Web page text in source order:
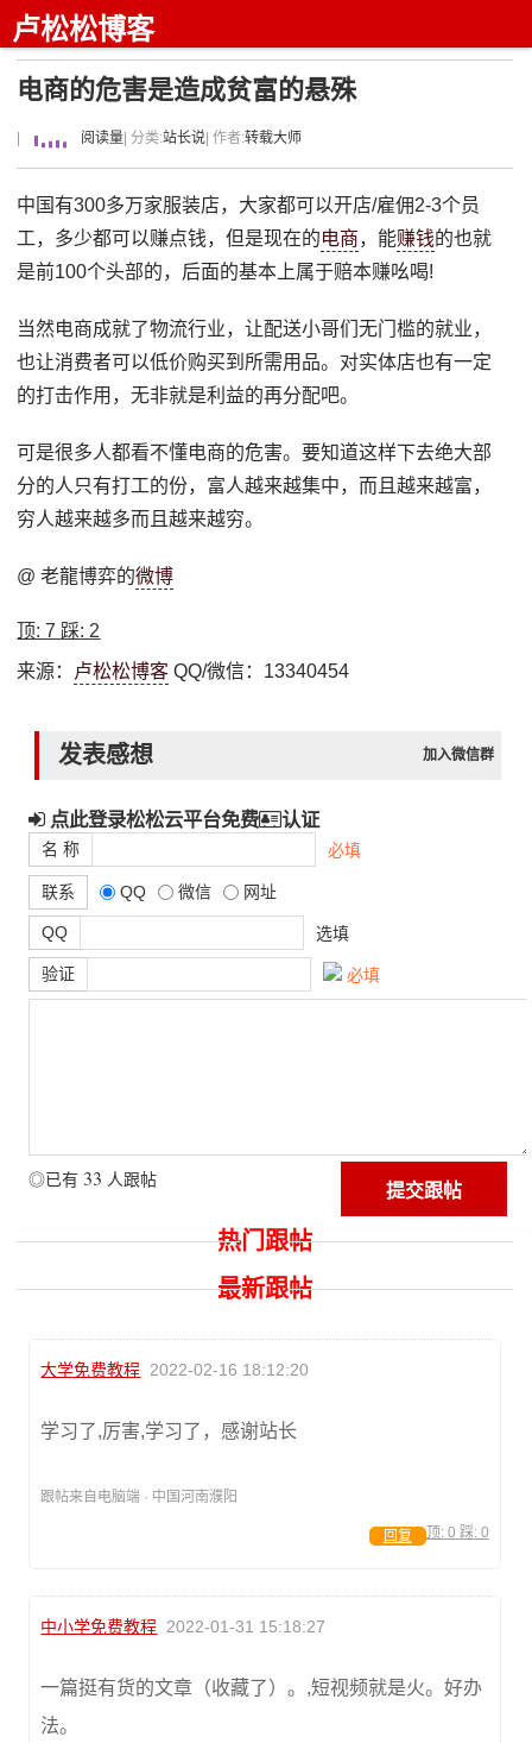
卢松松博客
电商的危害是造成贫富的悬殊
阅读量 | 分类:站长说 | 作者:转载大师
中国有300多万家服装店，大家都可以开店/雇佣2-3个员
工，多少都可以赚点钱，但是现在的电商，能赚钱的也就
是前100个头部的，后面的基本上属于赔本赚吆喝!
当然电商成就了物流行业，让配送小哥们无门槛的就业，
也让消费者可以低价购买到所需用品。对实体店也有一定
的打击作用，无非就是利益的再分配吧。
可是很多人都看不懂电商的危害。要知道这样下去绝大部
分的人只有打工的份，富人越来越集中，而且越来越富，
穷人越来越多而且越来越穷。
@ 老龍博弈的微博
顶:7 踩: 2
来源： 卢松松博客 QQ/微信：13340454
发表感想 加入微信群
点此登录松松云平台免费 认证
名 称 必填
联系 QQ 微信 网址
QQ 选填
验证 必填
◎已有 33 人跟帖
热门跟帖
最新跟帖
大学免费教程 2022-02-16 18:12:20
学习了,厉害,学习了，感谢站长
跟帖来自电脑端 · 中国河南濮阳
顶: 0 踩: 0
回复
中小学免费教程 2022-01-31 15:18:27
一篇挺有货的文章（收藏了）。,短视频就是火。好办
法。